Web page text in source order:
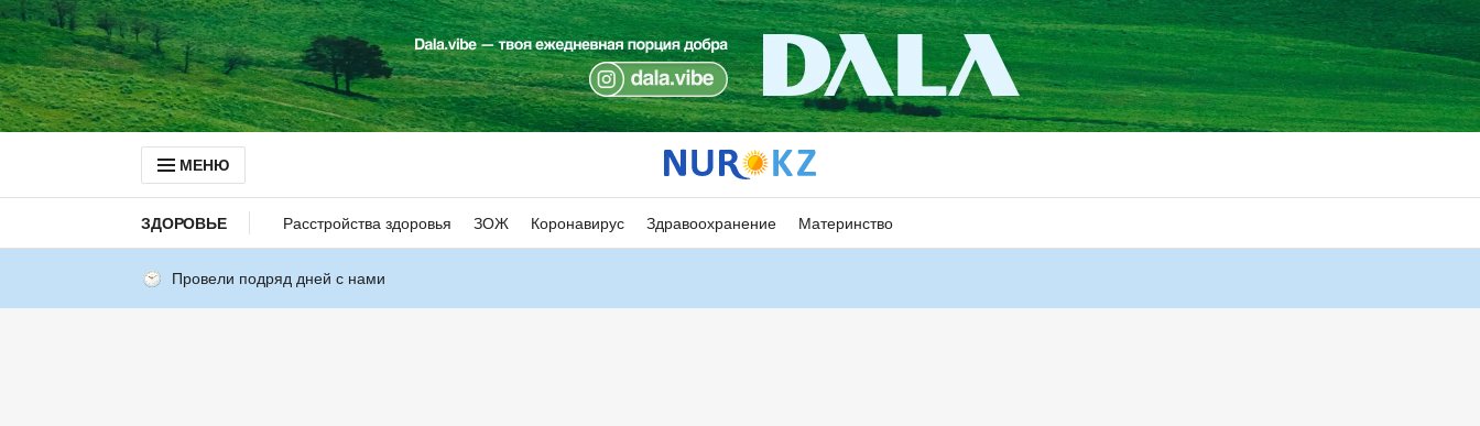
МЕНЮ
ЗДОРОВЬЕ Расстройства здоровья ЗОЖ Коронавирус Здравоохранение Материнство
Провели подряд дней с нами